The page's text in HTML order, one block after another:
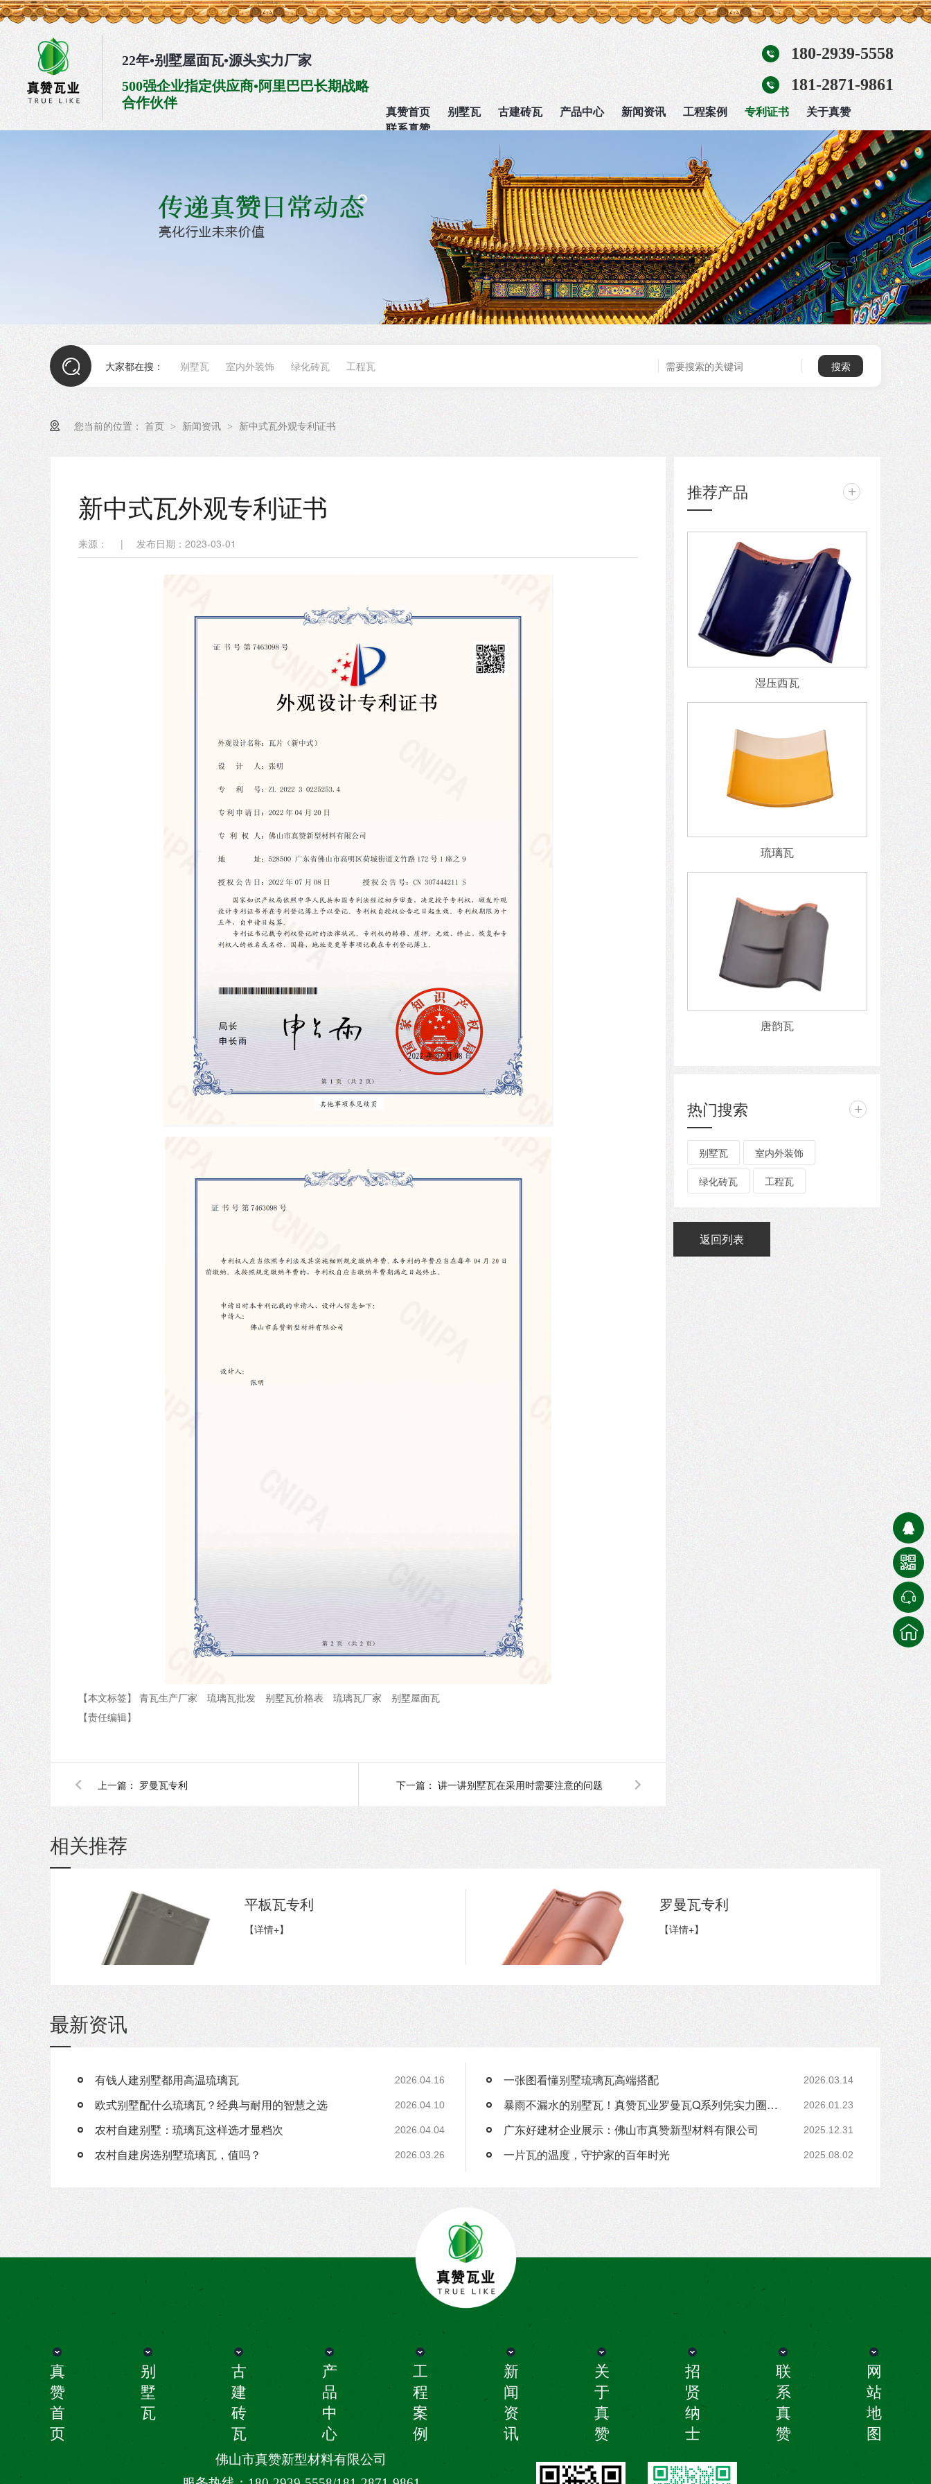
22年•别墅屋面瓦•源头实力厂家
500强企业指定供应商•阿里巴巴长期战略
合作伙伴
180-2939-5558
181-2871-9861
真赞首页 别墅瓦 古建砖瓦 产品中心 新闻资讯 工程案例 专利证书
关于真赞
联系真赞
大家都在搜： 别墅瓦 室内外装饰 绿化砖瓦 工程瓦
您当前的位置： 首页 > 新闻资讯 > 新中式瓦外观专利证书
新中式瓦外观专利证书
来源： | 发布日期：2023-03-01
【本文标签】 青瓦生产厂家 琉璃瓦批发 别墅瓦价格表 琉璃瓦厂家
别墅屋面瓦
【责任编辑】
上一篇： 罗曼瓦专利 下一篇： 讲一讲别墅瓦在采用时需要注意的问题
推荐产品 +
湿压西瓦
琉璃瓦
唐韵瓦
热门搜索 +
别墅瓦 室内外装饰
绿化砖瓦 工程瓦
返回列表
相关推荐
平板瓦专利
【详情+】
罗曼瓦专利
【详情+】
最新资讯
有钱人建别墅都用高温琉璃瓦 2026.04.16
欧式别墅配什么琉璃瓦？经典与耐用的智慧之选 2026.04.10
农村自建别墅：琉璃瓦这样选才显档次 2026.04.04
农村自建房选别墅琉璃瓦，值吗？ 2026.03.26
一张图看懂别墅琉璃瓦高端搭配 2026.03.14
暴雨不漏水的别墅瓦！真赞瓦业罗曼瓦Q系列凭实力圈粉 25/64 2026.01.23
广东好建材企业展示：佛山市真赞新型材料有限公司 2025.12.31
一片瓦的温度，守护家的百年时光 2025.08.02
真
赞
首
页
别
墅
瓦
古
建
砖
瓦
产
品
中
心
工
程
案
例
新
闻
资
讯
关
于
真
赞
招
贤
纳
士
联
系
真
赞
网
站
地
图
佛山市真赞新型材料有限公司